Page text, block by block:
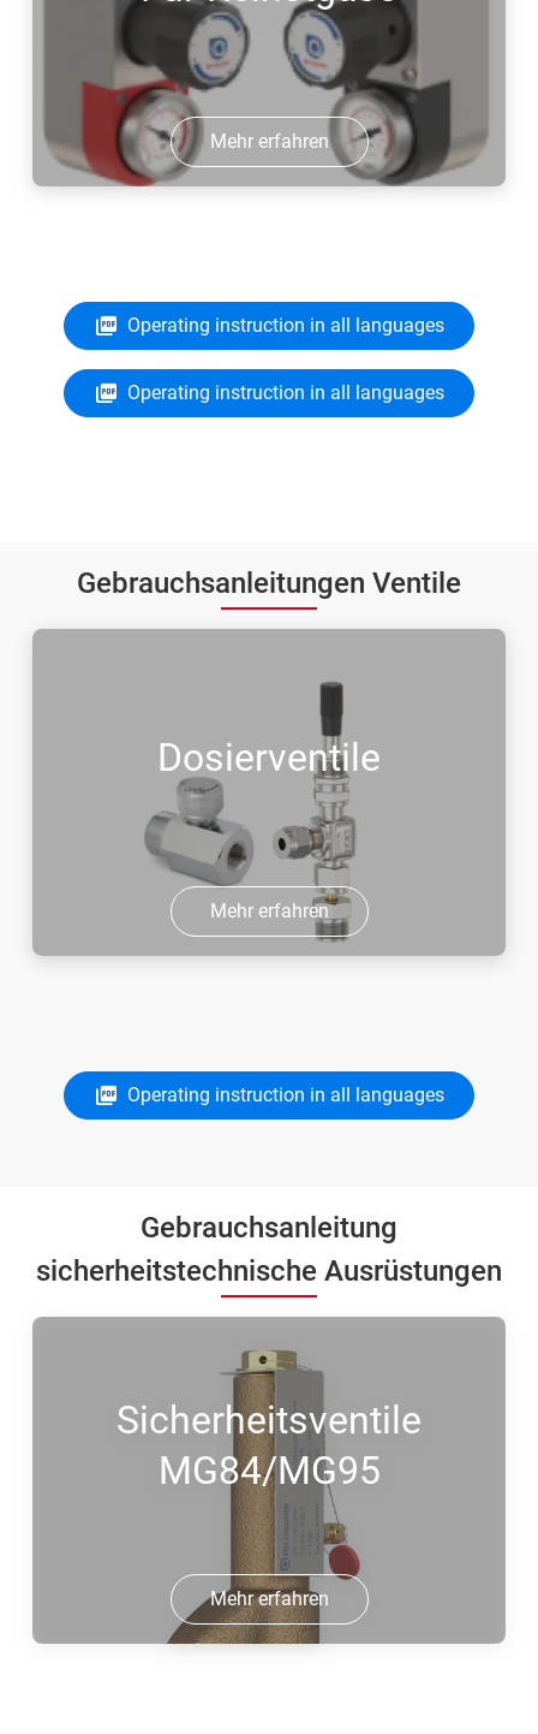
Mehr erfahren
Operating instruction in all languages
Operating instruction in all languages
Gebrauchsanleitungen Ventile
Dosierventile
Mehr erfahren
Operating instruction in all languages
Gebrauchsanleitung
sicherheitstechnische Ausrüstungen
Sicherheitsventile
MG84/MG95
Mehr erfahren